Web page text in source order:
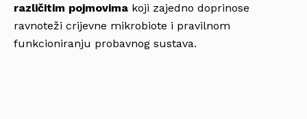
različitim pojmovima koji zajedno doprinose
ravnoteži crijevne mikrobiote i pravilnom
funkcioniranju probavnog sustava.